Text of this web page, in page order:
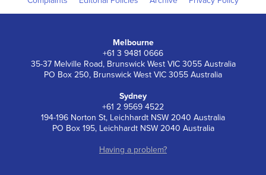
Melbourne
+61 3 9481 0666
35-37 Melville Road, Brunswick West VIC 3055 Australia
PO Box 250, Brunswick West VIC 3055 Australia
Sydney
+61 2 9569 4522
194-196 Norton St, Leichhardt NSW 2040 Australia
PO Box 195, Leichhardt NSW 2040 Australia
Having a problem?